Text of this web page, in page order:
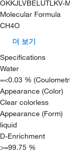
OKKJLVBELUTLKV-
Molecular Formula
CH4O
더 보기
Specifications
Water
=<0.03 %
Appearance (Color)
Clear colorless
Appearance (Form)
liquid
D-Enrichment
>=99.75 %